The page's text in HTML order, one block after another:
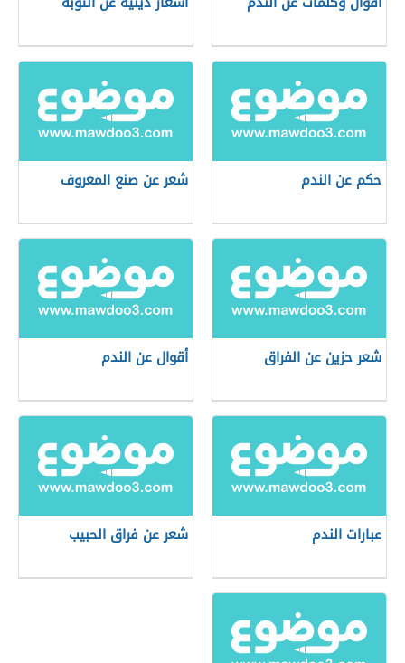
حكم عن الندم شعر عن صنع المعروف
شعر حزين عن الفراق أقوال عن الندم
عبارات الندم شعر عن فراق الحبيب